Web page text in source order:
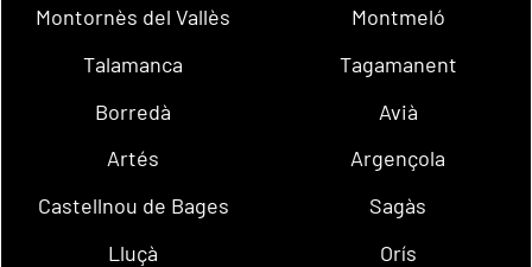
Montornès del Vallès
Montmeló
Talamanca
Tagamanent
Borredà
Avià
Artés
Argençola
Castellnou de Bages
Sagàs
Lluçà
Orís